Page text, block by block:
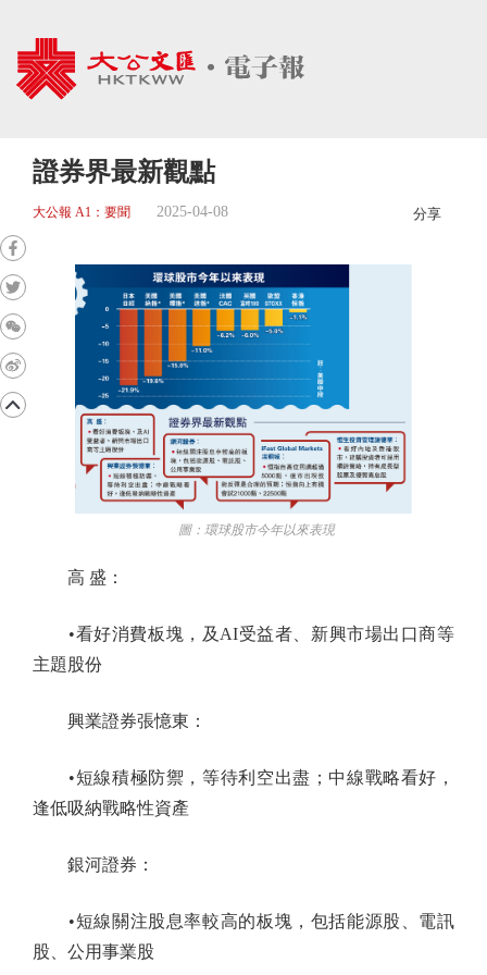
證券界最新觀點
大公報 A1：要聞 2025-04-08 分享
圖：環球股市今年以來表現
高 盛：
•看好消費板塊，及AI受益者、新興市場出口商等
主題股份
興業證券張憶東：
•短線積極防禦，等待利空出盡；中線戰略看好，
逢低吸納戰略性資產
銀河證券：
•短線關注股息率較高的板塊，包括能源股、電訊
股、公用事業股